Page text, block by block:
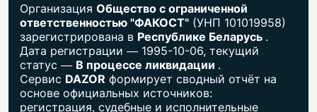
Организация Общество с ограниченной
ответственностью "ФАКОСТ" (УНП 101019958)
зарегистрирована в Республике Беларусь .
Дата регистрации — 1995-10-06, текущий
статус — В процессе ликвидации .
Сервис DAZOR формирует сводный отчёт на
основе официальных источников:
регистрация, судебные и исполнительные